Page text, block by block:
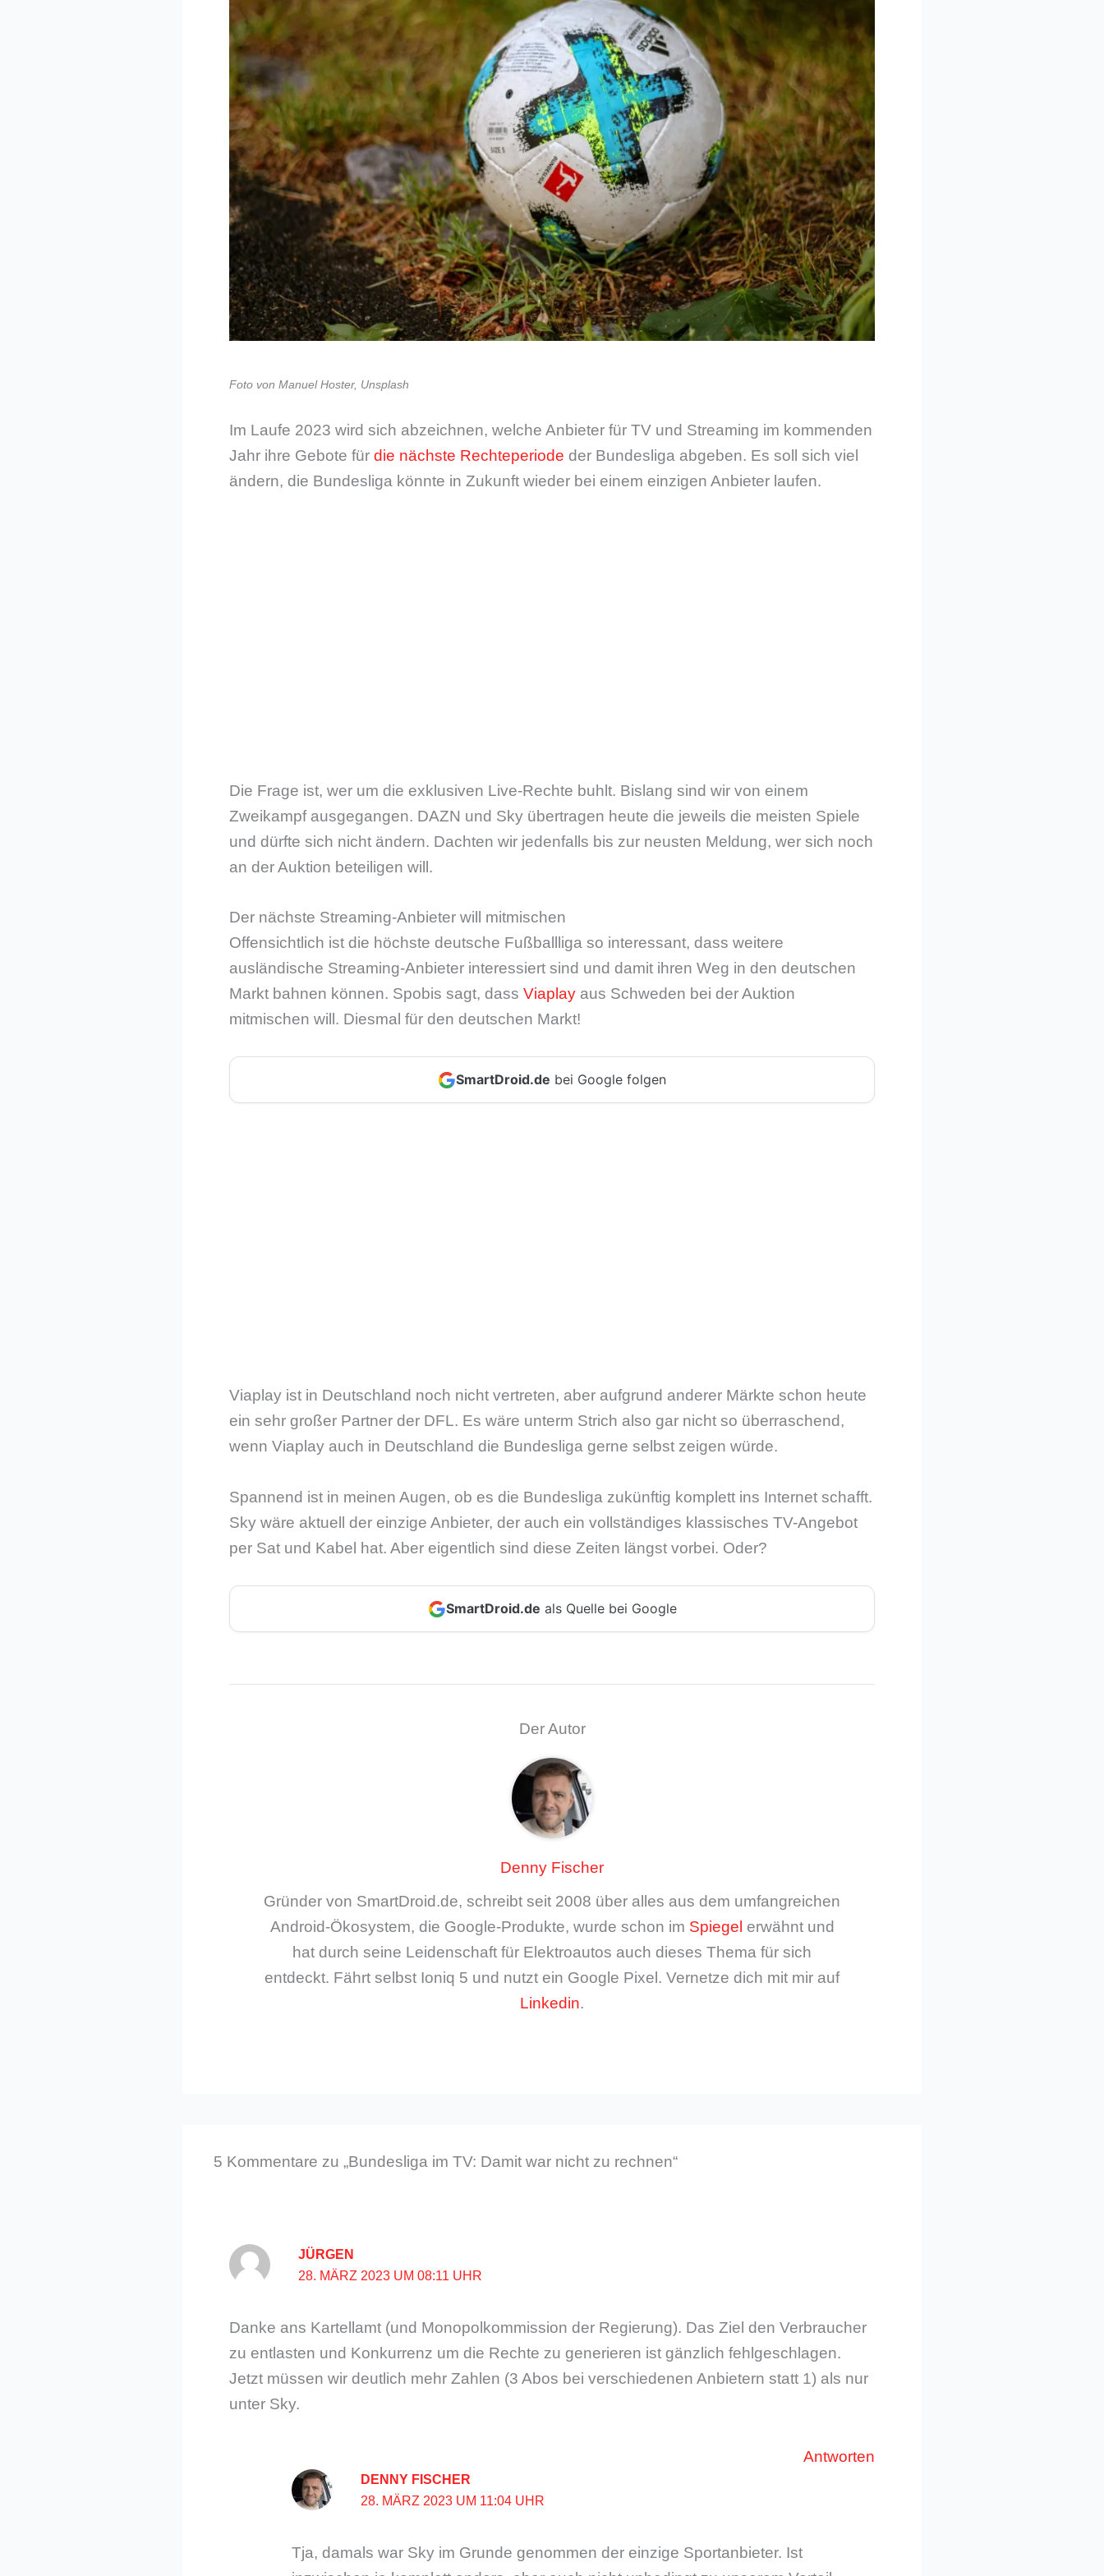
Foto von Manuel Hoster, Unsplash
Im Laufe 2023 wird sich abzeichnen, welche Anbieter für TV und Streaming im kommenden
Jahr ihre Gebote für die nächste Rechteperiode der Bundesliga abgeben. Es soll sich viel
ändern, die Bundesliga könnte in Zukunft wieder bei einem einzigen Anbieter laufen.
Die Frage ist, wer um die exklusiven Live-Rechte buhlt. Bislang sind wir von einem
Zweikampf ausgegangen. DAZN und Sky übertragen heute die jeweils die meisten Spiele
und dürfte sich nicht ändern. Dachten wir jedenfalls bis zur neusten Meldung, wer sich noch
an der Auktion beteiligen will.
Der nächste Streaming-Anbieter will mitmischen
Offensichtlich ist die höchste deutsche Fußballliga so interessant, dass weitere
ausländische Streaming-Anbieter interessiert sind und damit ihren Weg in den deutschen
Markt bahnen können. Spobis sagt, dass Viaplay aus Schweden bei der Auktion
mitmischen will. Diesmal für den deutschen Markt!
SmartDroid.de bei Google folgen
Viaplay ist in Deutschland noch nicht vertreten, aber aufgrund anderer Märkte schon heute
ein sehr großer Partner der DFL. Es wäre unterm Strich also gar nicht so überraschend,
wenn Viaplay auch in Deutschland die Bundesliga gerne selbst zeigen würde.
Spannend ist in meinen Augen, ob es die Bundesliga zukünftig komplett ins Internet schafft.
Sky wäre aktuell der einzige Anbieter, der auch ein vollständiges klassisches TV-Angebot
per Sat und Kabel hat. Aber eigentlich sind diese Zeiten längst vorbei. Oder?
SmartDroid.de als Quelle bei Google
Der Autor
Denny Fischer
Gründer von SmartDroid.de, schreibt seit 2008 über alles aus dem umfangreichen
Android-Ökosystem, die Google-Produkte, wurde schon im Spiegel erwähnt und
hat durch seine Leidenschaft für Elektroautos auch dieses Thema für sich
entdeckt. Fährt selbst Ioniq 5 und nutzt ein Google Pixel. Vernetze dich mit mir auf
Linkedin.
5 Kommentare zu „Bundesliga im TV: Damit war nicht zu rechnen“
JÜRGEN
28. MÄRZ 2023 UM 08:11 UHR
Danke ans Kartellamt (und Monopolkommission der Regierung). Das Ziel den Verbraucher
zu entlasten und Konkurrenz um die Rechte zu generieren ist gänzlich fehlgeschlagen.
Jetzt müssen wir deutlich mehr Zahlen (3 Abos bei verschiedenen Anbietern statt 1) als nur
unter Sky.
Antworten
DENNY FISCHER
28. MÄRZ 2023 UM 11:04 UHR
Tja, damals war Sky im Grunde genommen der einzige Sportanbieter. Ist